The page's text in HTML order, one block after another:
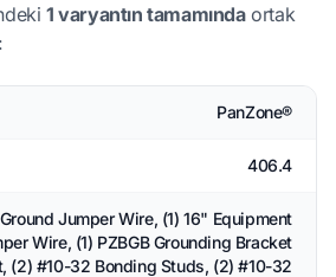
1 varyantın tamamındaortak
PanZone®
406.4
Jumper Wire, (1) 16" Equipment
Wire, (1) PZBGB Grounding Bracket
(2) #10-32 Bonding Studs, (2) #10-32